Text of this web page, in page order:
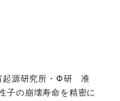
起源研究所・Φ研 准
の崩壊寿命を精密に